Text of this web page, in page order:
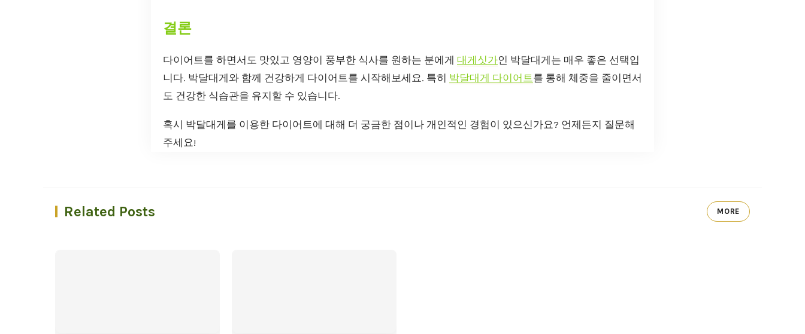
결론
다이어트를 하면서도 맛있고 영양이 풍부한 식사를 원하는 분에게 대게싯가인 박달대게는 매우 좋은 선택입
니다. 박달대게와 함께 건강하게 다이어트를 시작해보세요. 특히 박달대게 다이어트를 통해 체중을 줄이면서
도 건강한 식습관을 유지할 수 있습니다.
혹시 박달대게를 이용한 다이어트에 대해 더 궁금한 점이나 개인적인 경험이 있으신가요? 언제든지 질문해
주세요!
Related Posts MORE